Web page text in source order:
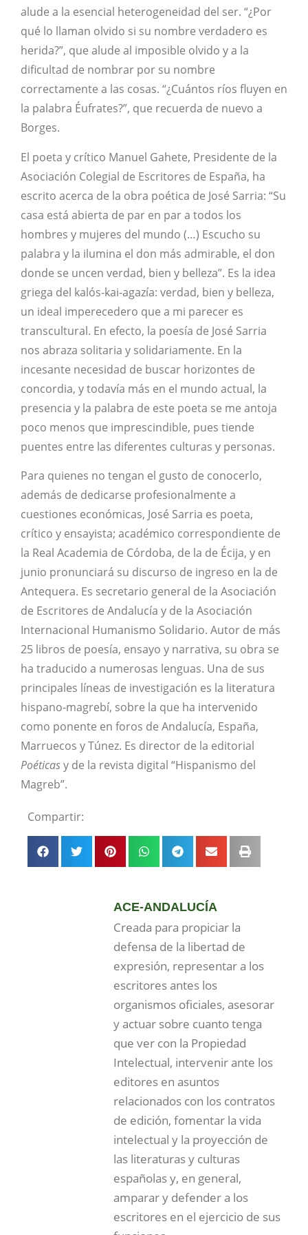
alude a la esencial heterogeneidad del ser. “¿Por
qué lo llaman olvido si su nombre verdadero es
herida?”, que alude al imposible olvido y a la
dificultad de nombrar por su nombre
correctamente a las cosas. “¿Cuántos ríos fluyen en
la palabra Éufrates?”, que recuerda de nuevo a
Borges.
El poeta y crítico Manuel Gahete, Presidente de la
Asociación Colegial de Escritores de España, ha
escrito acerca de la obra poética de José Sarria: “Su
casa está abierta de par en par a todos los
hombres y mujeres del mundo (…) Escucho su
palabra y la ilumina el don más admirable, el don
donde se uncen verdad, bien y belleza”. Es la idea
griega del kalós-kai-agazía: verdad, bien y belleza,
un ideal imperecedero que a mi parecer es
transcultural. En efecto, la poesía de José Sarria
nos abraza solitaria y solidariamente. En la
incesante necesidad de buscar horizontes de
concordia, y todavía más en el mundo actual, la
presencia y la palabra de este poeta se me antoja
poco menos que imprescindible, pues tiende
puentes entre las diferentes culturas y personas.
Para quienes no tengan el gusto de conocerlo,
además de dedicarse profesionalmente a
cuestiones económicas, José Sarria es poeta,
crítico y ensayista; académico correspondiente de
la Real Academia de Córdoba, de la de Écija, y en
junio pronunciará su discurso de ingreso en la de
Antequera. Es secretario general de la Asociación
de Escritores de Andalucía y de la Asociación
Internacional Humanismo Solidario. Autor de más
25 libros de poesía, ensayo y narrativa, su obra se
ha traducido a numerosas lenguas. Una de sus
principales líneas de investigación es la literatura
hispano-magrebí, sobre la que ha intervenido
como ponente en foros de Andalucía, España,
Marruecos y Túnez. Es director de la editorial
Poéticasy de la revista digital “Hispanismo del
Magreb”.
Compartir:
ACE-ANDALUCÍA
Creada para propiciar la
defensa de la libertad de
expresión, representar a los
escritores antes los
organismos oficiales, asesorar
y actuar sobre cuanto tenga
que ver con la Propiedad
Intelectual, intervenir ante los
editores en asuntos
relacionados con los contratos
de edición, fomentar la vida
intelectual y la proyección de
las literaturas y culturas
españolas y, en general,
amparar y defender a los
escritores en el ejercicio de sus